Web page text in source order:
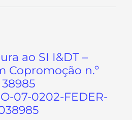
ao SI I&DT –
Copromoção n.º
38985
07-0202-FEDER-